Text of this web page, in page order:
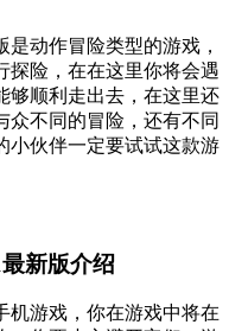
动作冒险类型的游戏，
探险，在在这里你将会遇
够顺利走出去，在这里还
众不同的冒险，还有不同
小伙伴一定要试试这款游
新版介绍
机游戏，你在游戏中将在